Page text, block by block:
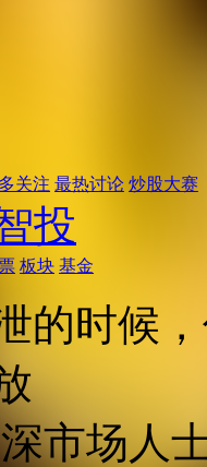
关注 最热讨论 炒股大赛
投
板块 基金
的时候
市场人